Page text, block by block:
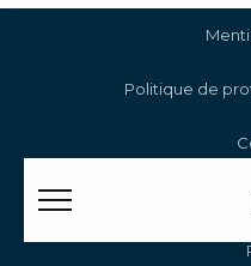
Politique de